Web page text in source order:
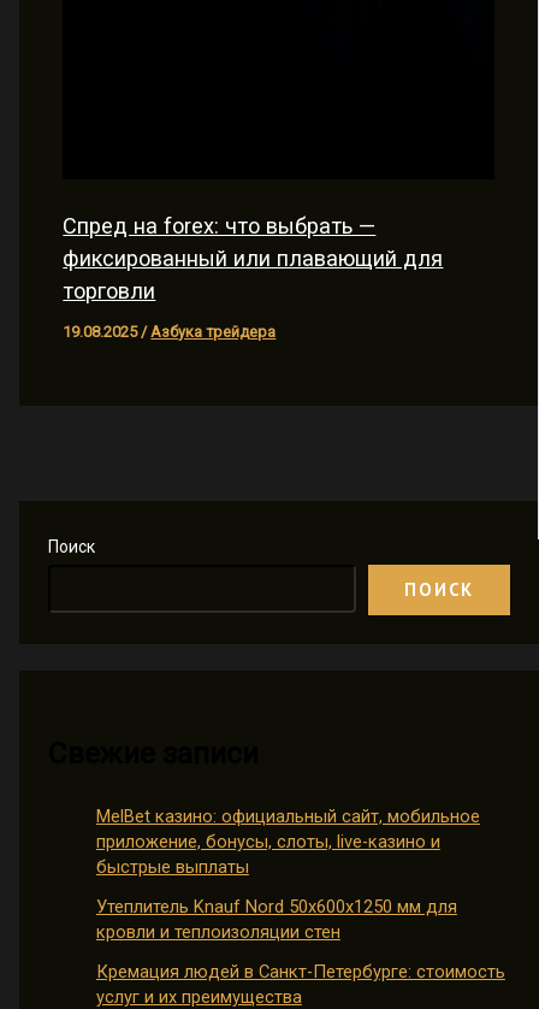
Поиск
ПОИСК
MelBet казино: официальный сайт, мобильное
приложение, бонусы, слоты, live-казино и
быстрые выплаты
Утеплитель Knauf Nord 50х600х1250 мм для
кровли и теплоизоляции стен
Кремация людей в Санкт-Петербурге: стоимость
услуг и их преимущества
Спред на forex: что выбрать —
фиксированный или плавающий для
торговли
19.08.2025/Азбука трейдера